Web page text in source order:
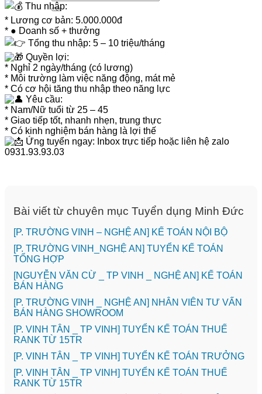
Thu nhập:
* Lương cơ bản: 5.000.000đ
* ● Doanh số + thưởng
Tổng thu nhập: 5 – 10 triệu/tháng
Quyền lợi:
* Nghỉ 2 ngày/tháng (có lương)
* Môi trường làm việc năng động, mát mẻ
* Có cơ hội tăng thu nhập theo năng lực
Yêu cầu:
* Nam/Nữ tuổi từ 25 – 45
* Giao tiếp tốt, nhanh nhẹn, trung thực
* Có kinh nghiệm bán hàng là lợi thế
Ứng tuyển ngay: Inbox trực tiếp hoặc liên hệ zalo
0931.93.93.03
Bài viết từ chuyên mục Tuyển dụng Minh Đức
[P. TRƯỜNG VINH – NGHỆ AN] KẾ TOÁN NỘI BỘ
[P. TRƯỜNG VINH_NGHỆ AN] TUYỂN KẾ TOÁN
TỔNG HỢP
[NGUYỄN VĂN CỪ _ TP VINH _ NGHỆ AN] KẾ TOÁN
BÁN HÀNG
[P. TRƯỜNG VINH _ NGHỆ AN] NHÂN VIÊN TƯ VẤN
BÁN HÀNG SHOWROOM
[P. VINH TÂN _ TP VINH] TUYỂN KẾ TOÁN THUẾ
RANK TỪ 15TR
[P. VINH TÂN _ TP VINH] TUYỂN KẾ TOÁN TRƯỞNG
[P. VINH TÂN _ TP VINH] TUYỂN KẾ TOÁN THUẾ
RANK TỪ 15TR